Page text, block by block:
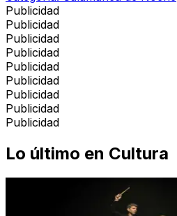
Publicidad
Publicidad
Publicidad
Publicidad
Publicidad
Publicidad
Publicidad
Publicidad
Publicidad
Lo último en Cultura